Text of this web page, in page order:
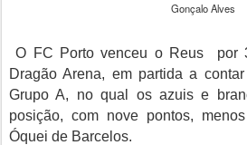
Gonçalo Alves
O FC Porto venceu o Reus por
Dragão Arena, em partida a
Grupo A, no qual os azuis e
posição, com nove pontos,
Óquei de Barcelos.